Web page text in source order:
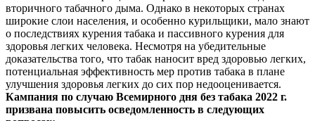
вторичного табачного дыма. Однако в некоторых странах
широкие слои населения, и особенно курильщики, мало знают
о последствиях курения табака и пассивного курения для
здоровья легких человека. Несмотря на убедительные
доказательства того, что табак наносит вред здоровью легких,
потенциальная эффективность мер против табака в плане
улучшения здоровья легких до сих пор недооценивается.
Кампания по случаю Всемирного дня без табака 2022 г.
призвана повысить осведомленность в следующих